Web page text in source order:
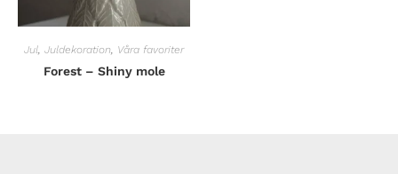
Jul, Juldekoration, Våra favoriter
Forest – Shiny mole